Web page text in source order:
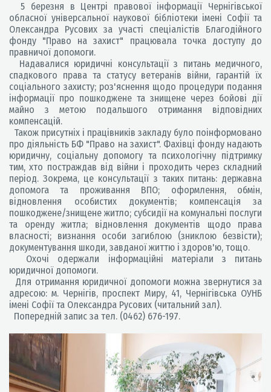
5 березня в Центрі правової інформації Чернігівської
обласної універсальної наукової бібліотеки імені Софії та
Олександра Русових за участі спеціалістів Благодійного
фонду "Право на захист" працювала точка доступу до
правничої допомоги.
Надавалися юридичні консультації з питань медичного,
спадкового права та статусу ветеранів війни, гарантій їх
соціального захисту; роз'яснення щодо процедури подання
інформації про пошкоджене та знищене через бойові дії
майно з метою подальшого отримання відповідних
компенсацій.
Також присутніх і працівників закладу було поінформовано
про діяльність БФ "Право на захист". Фахівці фонду надають
юридичну, соціальну допомогу та психологічну підтримку
тим, хто постраждав від війни і проходить через складний
період. Зокрема, це консультації з таких питань: державна
допомога та проживання ВПО; оформлення, обмін,
відновлення особистих документів; компенсація за
пошкоджене/знищене житло; субсидії на комунальні послуги
та оренду житла; відновлення документів щодо права
власності; визнання особи загиблою (зниклою безвісти);
документування шкоди, завданої життю і здоров'ю, тощо.
Охочі одержали інформаційні матеріали з питань
юридичної допомоги.
Для отримання юридичної допомоги можна звернутися за
адресою: м. Чернігів, проспект Миру, 41, Чернігівська ОУНБ
імені Софії та Олександра Русових (читальний зал).
Попередній запис за тел. (0462) 676-197.